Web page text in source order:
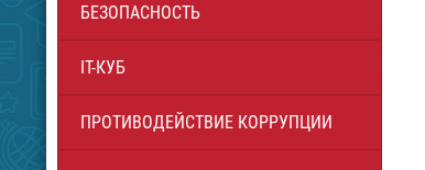
БЕЗОПАСНОСТЬ
IT-КУБ
ПРОТИВОДЕЙСТВИЕ КОРРУПЦИИ